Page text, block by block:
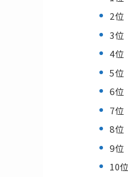
2
3
4位
5
6位
7
8位
9
10